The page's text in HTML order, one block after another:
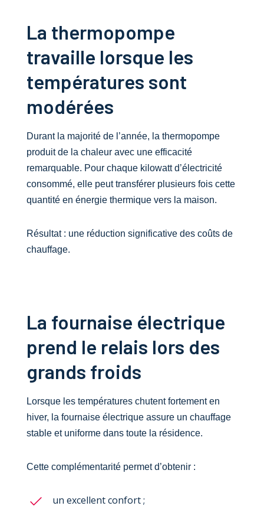
La thermopompe
travaille lorsque les
températures sont
modérées
Durant la majorité de l’année, la thermopompe
produit de la chaleur avec une efficacité
remarquable. Pour chaque kilowatt d’électricité
consommé, elle peut transférer plusieurs fois cette
quantité en énergie thermique vers la maison.
Résultat : une réduction significative des coûts de
chauffage.
La fournaise électrique
prend le relais lors des
grands froids
Lorsque les températures chutent fortement en
hiver, la fournaise électrique assure un chauffage
stable et uniforme dans toute la résidence.
Cette complémentarité permet d’obtenir :
un excellent confort ;